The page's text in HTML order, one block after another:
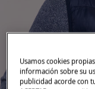
Usamos cookies
información sobre su
publicidad acorde con